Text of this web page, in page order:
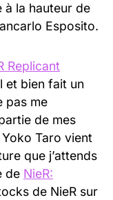
à la hauteur de
Esposito.
Replicant
et bien fait un
pas me
de mes
Taro vient
que j’attends
de NieR:
de NieR sur